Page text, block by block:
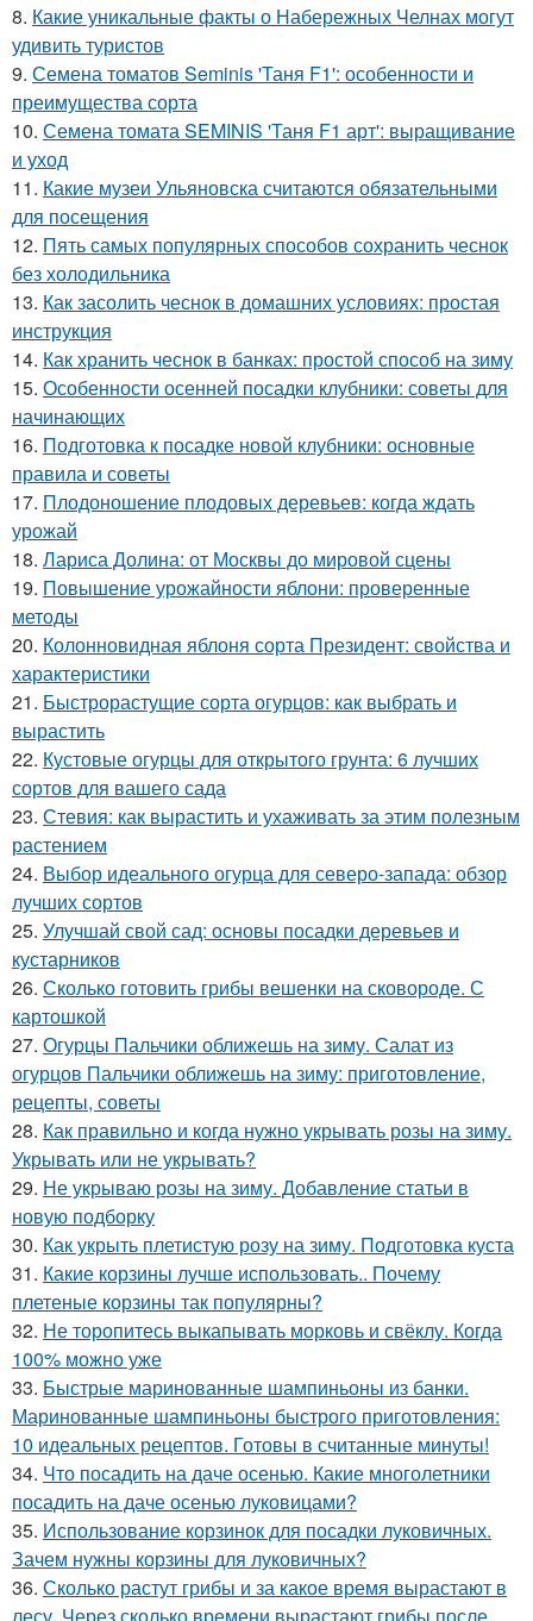
8. Какие уникальные факты о Набережных Челнах могут
удивить туристов
9. Семена томатов Seminis 'Таня F1': особенности и
преимущества сорта
10. Семена томата SEMINIS 'Таня F1 арт': выращивание
и уход
11. Какие музеи Ульяновска считаются обязательными
для посещения
12. Пять самых популярных способов сохранить чеснок
без холодильника
13. Как засолить чеснок в домашних условиях: простая
инструкция
14. Как хранить чеснок в банках: простой способ на зиму
15. Особенности осенней посадки клубники: советы для
начинающих
16. Подготовка к посадке новой клубники: основные
правила и советы
17. Плодоношение плодовых деревьев: когда ждать
урожай
18. Лариса Долина: от Москвы до мировой сцены
19. Повышение урожайности яблони: проверенные
методы
20. Колонновидная яблоня сорта Президент: свойства и
характеристики
21. Быстрорастущие сорта огурцов: как выбрать и
вырастить
22. Кустовые огурцы для открытого грунта: 6 лучших
сортов для вашего сада
23. Стевия: как вырастить и ухаживать за этим полезным
растением
24. Выбор идеального огурца для северо-запада: обзор
лучших сортов
25. Улучшай свой сад: основы посадки деревьев и
кустарников
26. Сколько готовить грибы вешенки на сковороде. С
картошкой
27. Огурцы Пальчики оближешь на зиму. Салат из
огурцов Пальчики оближешь на зиму: приготовление,
рецепты, советы
28. Как правильно и когда нужно укрывать розы на зиму.
Укрывать или не укрывать?
29. Не укрываю розы на зиму. Добавление статьи в
новую подборку
30. Как укрыть плетистую розу на зиму. Подготовка куста
31. Какие корзины лучше использовать.. Почему
плетеные корзины так популярны?
32. Не торопитесь выкапывать морковь и свёклу. Когда
100% можно уже
33. Быстрые маринованные шампиньоны из банки.
Маринованные шампиньоны быстрого приготовления:
10 идеальных рецептов. Готовы в считанные минуты!
34. Что посадить на даче осенью. Какие многолетники
посадить на даче осенью луковицами?
35. Использование корзинок для посадки луковичных.
Зачем нужны корзины для луковичных?
36. Сколько растут грибы и за какое время вырастают в